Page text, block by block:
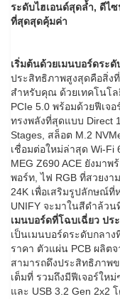
ระดับไฮเอนด์สุดล้ำ, ดีไ
ที่สุดสุดคุ้มค่า
เริ่มต้นด้วยเมนบอร์ดระดั
ประสิทธิภาพสูงสุดคือสิ่ง
สำหรับคุณ ด้วยเทคโนโล
PCIe 5.0 พร้อมด้วยฟีเจ
ทรงพลังที่สุดแบบ Direct
Stages, สล็อต M.2
เชื่อมต่อใหม่ล่าสุด Wi-Fi
MEG Z690 ACE ยังมา
พอร์ท, ไฟ RGB ที่สวยงา
24K เพื่อเสริมรูปลักษณ์ที่
UNIFY จะมาในสีดำล้ว
เมนบอร์ดที่โฉบเฉี่ยว ปร
เป็นเมนบอร์ดระดับกลา
ราคา ตัวแผ่น PCB ผลิต
สามารถดึงประสิทธิภาพ
เต็มที่ รวมถึงมีฟีเจอร์ให
และ USB 3.2 Gen 2x2